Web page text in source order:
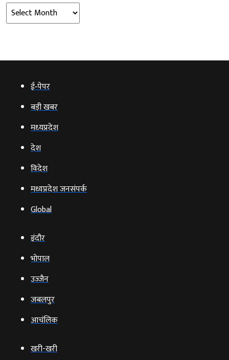
Archives
ई‑पेपर
बड़ी खबर
मध्‍यप्रदेश
देश
विदेश
मध्यप्रदेश जनसंपर्क
Global
इंदौर
भोपाल
उज्‍जैन
जबलपुर
आचंलिक
खरी-खरी